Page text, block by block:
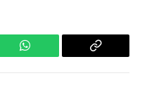
WhatsApp
Copy